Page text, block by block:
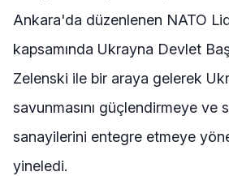
Ankara'da düzenlenen NATO
kapsamında Ukrayna Devlet
Zelenski ile bir araya gelerek
savunmasını güçlendirmeye ve
sanayilerini entegre etmeye
yineledi.